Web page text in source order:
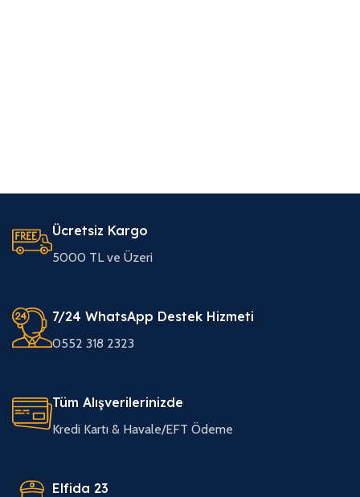
Ücretsiz Kargo
5000 TL ve Üzeri
7/24 WhatsApp Destek Hizmeti
0552 318 2323
Tüm Alışverilerinizde
Kredi Kartı & Havale/EFT Ödeme
Elfida 23